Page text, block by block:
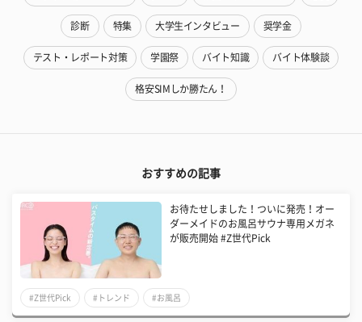
診断 特集 大学生インタビュー 奨学金
テスト・レポート対策 学園祭 バイト知識 バイト体験談
格安SIMしか勝たん！
おすすめの記事
お待たせしました！ついに発売！オー
ダーメイドのお風呂サウナ専用メガネ
が販売開始 #Z世代Pick
#Z世代Pick #トレンド #お風呂